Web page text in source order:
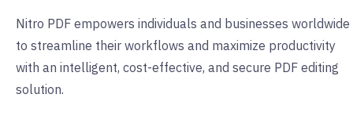
Nitro PDF empowers individuals and businesses worldwide
to streamline their workflows and maximize productivity
with an intelligent, cost-effective, and secure PDF editing
solution.